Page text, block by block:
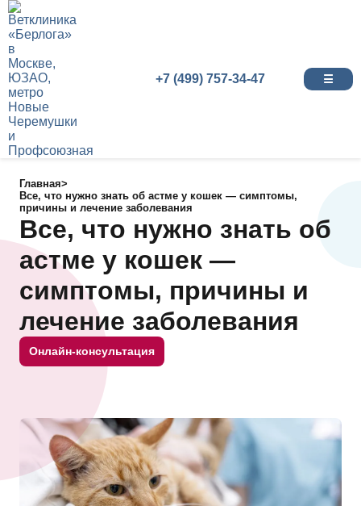
+7 (499) 757-34-47 ☰
Главная>
Все, что нужно знать об астме у кошек — симптомы,
причины и лечение заболевания
Все, что нужно знать об
астме у кошек —
симптомы, причины и
лечение заболевания
Онлайн-консультация